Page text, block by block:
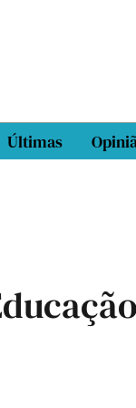
Últimas